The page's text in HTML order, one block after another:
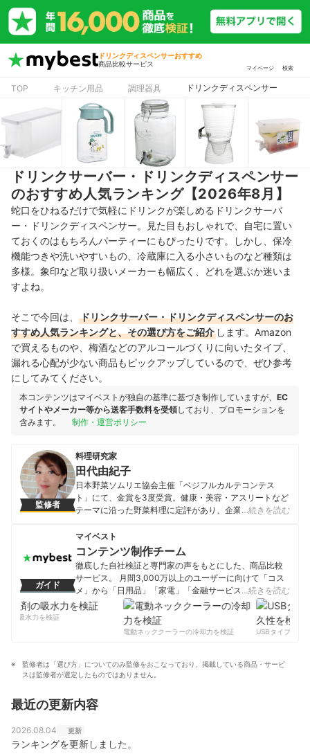
ドリンクディスペンサーおすすめ
商品比較サービス
マイページ 検索
TOP キッチン用品 調理器具 ドリンクディスペンサー
ドリンクサーバー・ドリンクディスペンサー
のおすすめ人気ランキング【2026年8月】
蛇口をひねるだけで気軽にドリンクが楽しめるドリンクサーバ
ー・ドリンクディスペンサー。見た目もおしゃれで、自宅に置い
ておくのはもちろんパーティーにもぴったりです。しかし、保冷
機能つきや洗いやすいもの、冷蔵庫に入る小さいものなど種類は
多様。象印など取り扱いメーカーも幅広く、どれを選ぶか迷いま
すよね。
そこで今回は、
ドリンクサーバー・ドリンクディスペンサーのお
すすめ人気ランキングと、その選び方をご紹介 します。 Amazon
で買えるものや、 梅酒などのアルコールづくりに向いたタイプ、
漏れる心配が少ない商品もピックアップしているので、 ぜひ参考
にしてみてください。
本コンテンツはマイベストが独自の基準に基づき制作していますが、 EC
サイトやメーカー等から送客手数料を受領しており、プロモーションを
含みます。
制作・運営ポリシー
監修者
料理研究家
田代由紀子
日本野菜ソムリエ協会主催「ベジフルカルテコンテス
ト」にて、金賞を3度受賞。健康・美容・アスリートなど
テーマに沿った野菜料理に定評があり、企業・自治体な
活を！」をコンセプトに、主婦目線のアイデアを盛り込
んだ料理教室「オレンジキッチンクッキングスタジオ」
を主宰している。 野菜ソムリエ・アスリートフードマイ
スター・食生活アドバイザー等の資格多数。読売新聞ヨ
ミドクターで今日の健康レシピ「田代由紀子のアスリー
トレシピ」を連載中。
田代由紀子のプロフィール
…続きを読む
ガイド
マイベスト
コンテンツ制作チーム
徹底した自社検証と専門家の声をもとにした、商品比較
サービス。 月間3,000万以上のユーザーに向けて「コス
メ」から「日用品」「家電」「金融サービス」まで、ベ
ストな商品を選んでもらうために、毎日コンテンツを制
コンテンツ制作チームのプロフィール
…続きを読む
の吸水力を検証
電動ネッククーラーの冷却力を検証
USBタイプCケー
監修者は「選び方」についてのみ監修をおこなっており、掲載している商品・サービ
スは監修者が選定したものではありません。
最近の更新内容
2026.08.04 更新
ランキングを更新しました。